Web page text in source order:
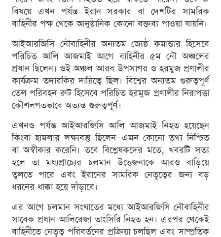
বিষয়ে এখন পর্যন্ত ইরান সরকার বা দেশটির সামরিক
বাহিনীর পক্ষ থেকে আনুষ্ঠানিক কোনো বক্তব্য পাওয়া যায়নি।
আইআরজিসি নৌবাহিনীর অন্যতম জ্যেষ্ঠ কমান্ডার হিসেবে
পরিচিত আলি আজমাই আগে বাহিনীর ৫ম নৌ অঞ্চলের
প্রধান ছিলেন। ওই অঞ্চল আরব উপসাগর ও হরমুজ প্রণালীর
কার্যক্রম তদারকির দায়িত্বে ছিল। বিশ্বের অন্যতম গুরুত্বপূর্ণ
তেল পরিবহন রুট হিসেবে পরিচিত হরমুজ প্রণালীর নিরাপত্তা
কৌশলগতভাবে অত্যন্ত গুরুত্বপূর্ণ।
এখনও পর্যন্ত আইআরজিসি আলি আজমাই নিহত হয়েছেন
কিংবা হামলার লক্ষ্যবস্তু ছিলেন—এমন কোনো তথ্য নিশ্চিত
বা অস্বীকার করেনি। তবে বিশ্লেষকদের মতে, খবরটি সত্য
হলে তা মধ্যপ্রাচ্যের চলমান উত্তেজনাকে আরও বাড়িয়ে
তুলতে পারে এবং ইরানের সামরিক নেতৃত্বের জন্য বড়
ধরনের ধাক্কা হয়ে দাঁড়াবে।
এর আগে চলমান সংঘাতের মধ্যে আইআরজিসি নৌবাহিনীর
সাবেক প্রধান আলিরেজা তাংসিরি নিহত হন। এরপর থেকেই
বাহিনীতে নেতৃত্ব পরিবর্তনের প্রক্রিয়া চলছিল এবং সাম্প্রতিক